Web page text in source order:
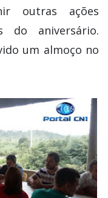
outras ações
do aniversário.
um almoço no